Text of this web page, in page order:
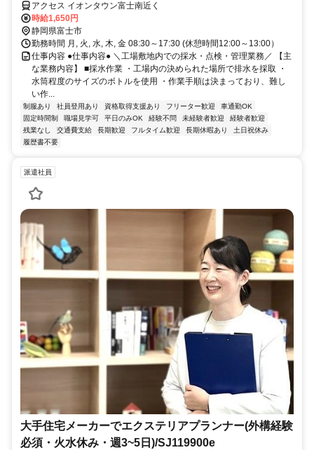
アクセス イオンタウン富士南近く
時給1,650円
静岡県富士市
勤務時間 月, 火, 水, 木, 金 08:30～17:30 (休憩時間12:00～13:00）
仕事内容 ●仕事内容● ＼工場敷地内での採水・点検・管理業務／ 【主
な業務内容】 ■採水作業 ・工場内の決められた場所で排水を採取 ・
水筒程度のサイズのボトルを使用 ・作業手順は決まっており、難し
い作...
制服あり 社員登用あり 資格取得支援あり フリーター歓迎
車通勤OK
固定時間制
職場見学可 平日のみOK 経験不問 未経験者歓迎
経験者歓迎
残業なし
交通費支給 長期歓迎 フルタイム歓迎 長期休暇あり
土日祝休み
履歴書不要
派遣社員
大手住宅メーカーでエクステリアプランナー(外構経験
必須・火水休み・週3~5日)/SJ119900e